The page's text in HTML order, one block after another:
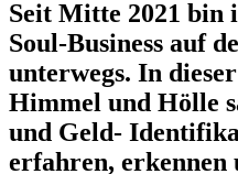
Seit Mitte 2021 bin
Soul-Business auf
unterwegs. In
Himmel und Hölle
und Geld-
erfahren, erkennen